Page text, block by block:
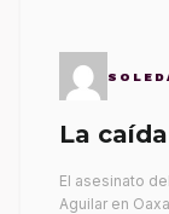
La
El asesinato
Aguilar en